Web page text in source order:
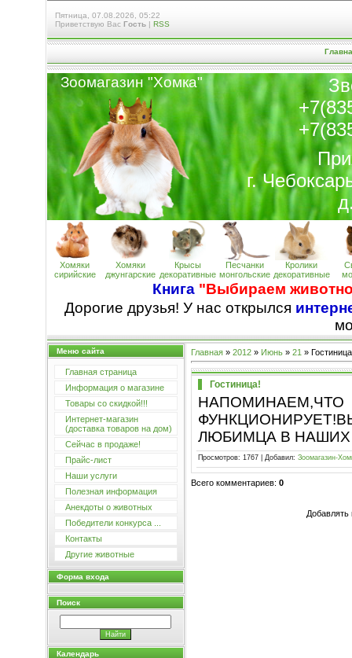
Пятница, 07.08.2026, 05:22
Приветствую Вас Гость| RSS
Зоомагазин "Хомка"
г.
Хомяки
сирийские
Хомяки
джунгарские
Крысы
декоративные
Песчанки
монгольские
Кролики
декоративные
Книга "Выбираем
Дорогие друзья! У нас открылся
Меню сайта
Главная страница
Информация о магазине
Товары со скидкой!!!
Интернет-магазин
(доставка товаров на дом)
Сейчас в продаже!
Прайс-лист
Наши услуги
Полезная информация
Анекдоты о животных
Победители конкурса ...
Контакты
Другие животные
Форма входа
Поиск
Календарь
Главная» 2012 » Июнь » 21 »
Гостиница!
ЛЮБИМЦА В НАШИХ
Просмотров: 1767| Добавил: Зоомагазин-
Всего комментариев: 0
Добавлять